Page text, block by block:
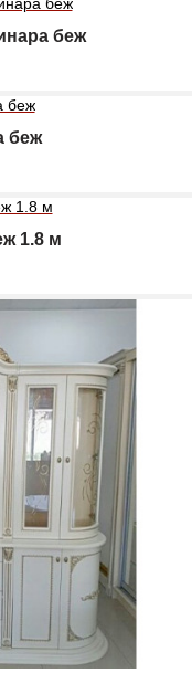
беж
беж
1.8 м